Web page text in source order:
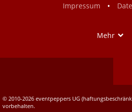
Impressum
•
Mehr
© 2010-2026 eventpeppers UG
vorbehalten.